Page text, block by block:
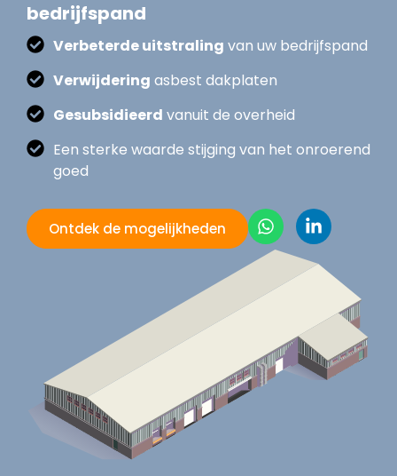
bedrijfspand
Verbeterde uitstraling van uw bedrijfspand
Verwijdering asbest dakplaten
Gesubsidieerd vanuit de overheid
Een sterke waarde stijging van het onroerend
goed
Ontdek de mogelijkheden